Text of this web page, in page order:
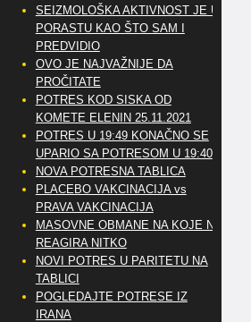
SEIZMOLOŠKA AKTIVNOST JE U
PORASTU KAO ŠTO SAM I
PREDVIDIO
OVO JE NAJVAŽNIJE DA
PROČITATE
POTRES KOD SISKA OD
KOMETE ELENIN 25.11.2021
POTRES U 19:49 KONAČNO SE
UPARIO SA POTRESOM U 19:40
NOVA POTRESNA TABLICA
PLACEBO VAKCINACIJA vs
PRAVA VAKCINACIJA
MASOVNE OBMANE NA KOJE NE
REAGIRA NITKO
NOVI POTRES U PARITETU NA
TABLICI
POGLEDAJTE POTRESE IZ
IRANA